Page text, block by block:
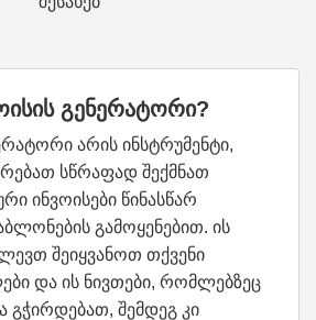
გენერატორი?
არის ინსტრუმენტი,
სწრაფად შექმნათ
ინვოისები წინასწარ
გამოყენებით. ის
შეიყვანოთ თქვენი
და ის ნივთები, რომლებზეც
გჭირდებათ, შემდეგ კი